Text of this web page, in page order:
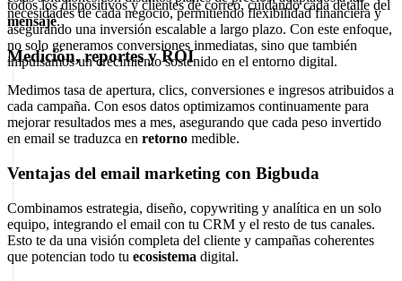
necesidades de cada negocio, permitiendo flexibilidad financiera y
asegurando una inversión escalable a largo plazo. Con este enfoque,
no solo generamos conversiones inmediatas, sino que también
impulsamos un crecimiento sostenido en el entorno digital.
todos los dispositivos y clientes de correo, cuidando cada detalle del
mensaje.
Medición, reportes y ROI
Medimos tasa de apertura, clics, conversiones e ingresos atribuidos a
cada campaña. Con esos datos optimizamos continuamente para
mejorar resultados mes a mes, asegurando que cada peso invertido
en email se traduzca en retorno medible.
Ventajas del email marketing con Bigbuda
Combinamos estrategia, diseño, copywriting y analítica en un solo
equipo, integrando el email con tu CRM y el resto de tus canales.
Esto te da una visión completa del cliente y campañas coherentes
que potencian todo tu ecosistema digital.